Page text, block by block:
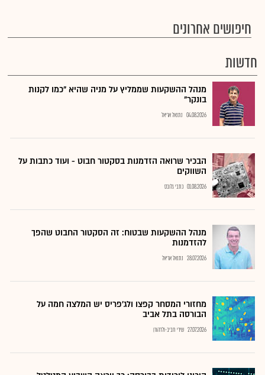
חיפושים אחרונים
חדשות
מנהל ההשקעות שממליץ על מניה שהיא "כמו לקנות
בונקר"
04.08.2026 נתנאל אריאל
הבכיר שרואה הזדמנות בסקטור חבוט - ועוד כתבות על
השווקים
01.08.2026 כתבי גלובס
מנהל ההשקעות שבטוח: זה הסקטור החבוט שהפך
להזדמנות
28.07.2026 נתנאל אריאל
מחזורי המסחר קפצו ולג'פריס יש המלצה חמה על
הבורסה בתל אביב
27.07.2026 שירי חביב-ולדהורן